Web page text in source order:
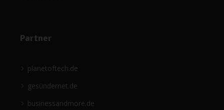
Partner
planetoftech.de
gesündernet.de
businessandmore.de